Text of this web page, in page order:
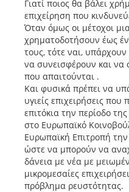
Γιατί ποιος θα βάλει
επιχείρηση που
Όταν όμως οι μέτοχοι
χρηματοδοτήσουν έως
τους, τότε ναι,
να συνεισφέρουν και
που απαιτούνται .
Και φυσικά πρέπει να
υγιείς επιχειρήσεις
επιτόκια την περίοδο
στο Ευρωπαϊκό
Ευρωπαϊκή Επιτροπή
ώστε να μπορούν να
δάνεια με νέα με
μικρομεσαίες
πρόβλημα ρευστότητας.